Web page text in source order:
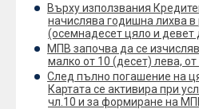
Върху използвания
начислява годишна лихва в
(осемнадесет цяло и девет
МПВ започва да се
малко от 10 (десет) лева,
След пълно погашение на
Картата се активира при
чл.10 и за формиране на